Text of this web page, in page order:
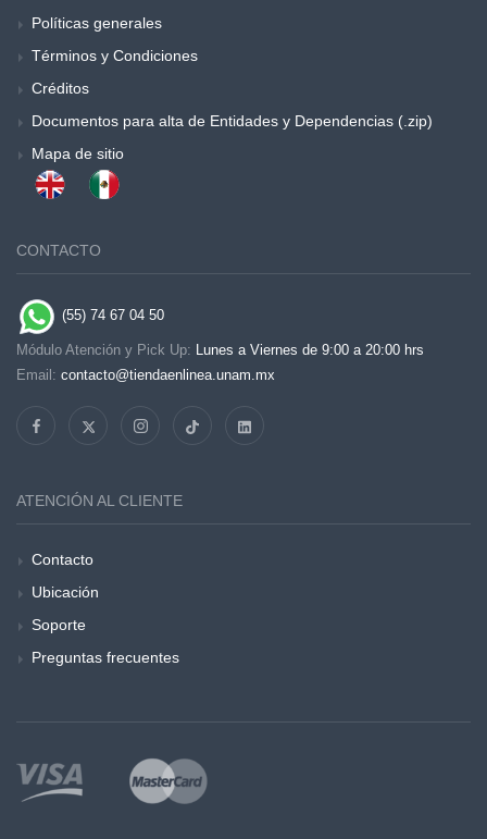
Políticas generales
Términos y Condiciones
Créditos
Documentos para alta de Entidades y Dependencias (.zip)
Mapa de sitio
CONTACTO
(55) 74 67 04 50
Módulo Atención y Pick Up: Lunes a Viernes de 9:00 a 20:00 hrs
Email: contacto@tiendaenlinea.unam.mx
ATENCIÓN AL CLIENTE
Contacto
Ubicación
Soporte
Preguntas frecuentes